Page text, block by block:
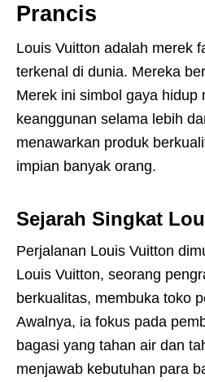
Prancis
Louis Vuitton adalah merek
terkenal di dunia. Mereka
Merek ini simbol gaya hidup
keanggunan selama lebih
menawarkan produk
impian banyak orang.
Sejarah Singkat
Perjalanan Louis Vuitton
Louis Vuitton, seorang
berkualitas, membuka toko
Awalnya, ia fokus pada
bagasi yang tahan air dan
menjawab kebutuhan para